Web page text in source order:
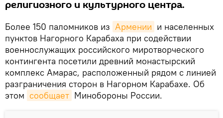
религиозного и культурного центра.
Более 150 паломников из Армении и населенных
пунктов Нагорного Карабаха при содействии
военнослужащих российского миротворческого
контингента посетили древний монастырский
комплекс Амарас, расположенный рядом с линией
разграничения сторон в Нагорном Карабахе. Об
этом сообщает Минобороны России.